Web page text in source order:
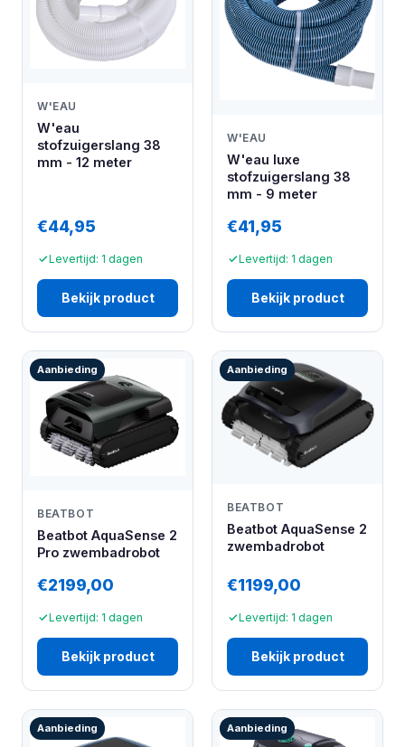
W'EAU
W'eau
stofzuigerslang 38
mm - 12 meter
€44,95
Levertijd: 1 dagen
Bekijk product
W'EAU
W'eau luxe
stofzuigerslang 38
mm - 9 meter
€41,95
Levertijd: 1 dagen
Bekijk product
Aanbieding
BEATBOT
Beatbot AquaSense 2
Pro zwembadrobot
€2199,00
Levertijd: 1 dagen
Bekijk product
Aanbieding
BEATBOT
Beatbot AquaSense 2
zwembadrobot
€1199,00
Levertijd: 1 dagen
Bekijk product
Aanbieding Aanbieding